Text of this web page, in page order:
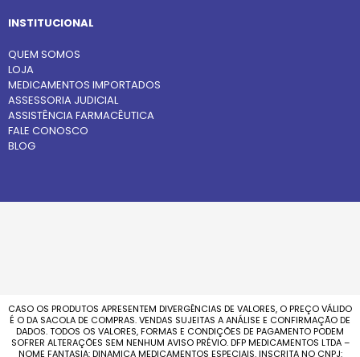
INSTITUCIONAL
QUEM SOMOS
LOJA
MEDICAMENTOS IMPORTADOS
ASSESSORIA JUDICIAL
ASSISTÊNCIA FARMACÊUTICA
FALE CONOSCO
BLOG
CASO OS PRODUTOS APRESENTEM DIVERGÊNCIAS DE VALORES, O PREÇO VÁLIDO
É O DA SACOLA DE COMPRAS. VENDAS SUJEITAS A ANÁLISE E CONFIRMAÇÃO DE
DADOS. TODOS OS VALORES, FORMAS E CONDIÇÕES DE PAGAMENTO PODEM
SOFRER ALTERAÇÕES SEM NENHUM AVISO PRÉVIO. DFP MEDICAMENTOS LTDA –
NOME FANTASIA: DINAMICA MEDICAMENTOS ESPECIAIS. INSCRITA NO CNPJ: